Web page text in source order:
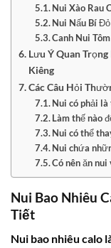
Nui Xào Rau
Nui Nấu Bí
Canh Nui
Lưu Ý Quan
Kiêng
Các Câu Hỏi
Nui có phải là
Làm thế nào
Nui có thể
Nui chứa
Có nên ăn
Nui Bao Nhiêu
Tiết
Nui bao nhiêu calo